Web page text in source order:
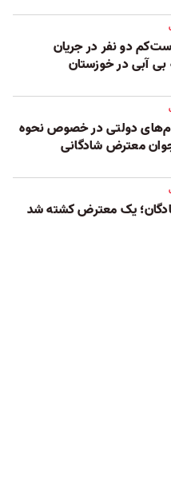
دو نفر در جریان
بی آبی در خوزستان
دولتی در خصوص نحوه
معترض شادگانی
یک معترض کشته شد